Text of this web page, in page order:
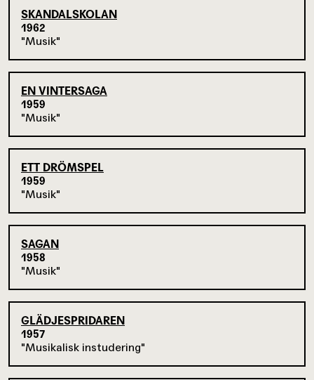
SKANDALSKOLAN
1962
Musik
EN VINTERSAGA
1959
Musik
ETT DRÖMSPEL
1959
Musik
SAGAN
1958
Musik
GLÄDJESPRIDAREN
1957
Musikalisk instudering